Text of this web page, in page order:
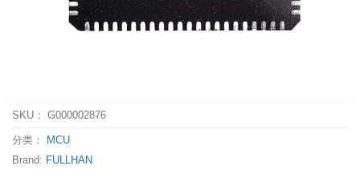
SKU： G000002876
分类：
MCU
Brand: FULLHAN